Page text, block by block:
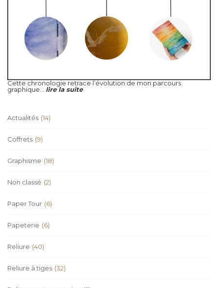
Cette chronologie retrace l’évolution de mon parcours
graphique... lire la suite
Actualités (14)
Coffrets (9)
Graphisme (18)
Non classé (2)
Paper Tour (6)
Papeterie (6)
Reliure (40)
Reliure à tiges (32)